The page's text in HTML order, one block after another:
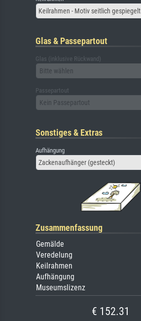
Keilrahmen - Motiv seitlich gespiegelt
Glas & Passepartout
Glas (inklusive Rückwand)
Bitte wählen
Passepartout
Kein Passepartout
Sonstiges & Extras
Aufhängung
Zackenaufhänger (gesteckt)
Zusammenfassung
Gemälde
Veredelung
Keilrahmen
Aufhängung
Museumslizenz
€ 152.31